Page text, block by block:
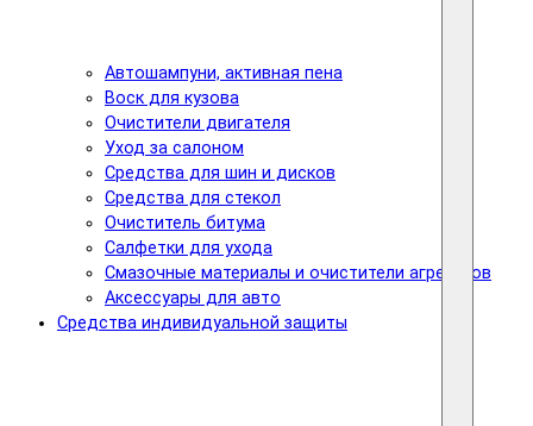
Автошампуни, активная пена
Воск для кузова
Очистители двигателя
Уход за салоном
Средства для шин и дисков
Средства для стекол
Очиститель битума
Салфетки для ухода
Смазочные материалы и очистители агрегатов
Аксессуары для авто
Средства индивидуальной защиты